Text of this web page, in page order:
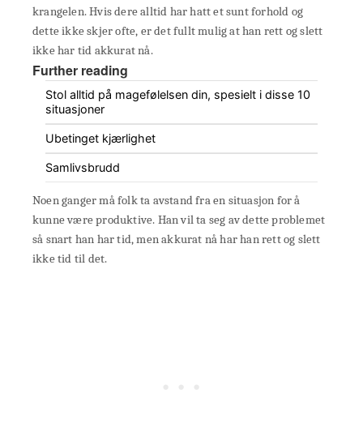
krangelen. Hvis dere alltid har hatt et sunt forhold og
dette ikke skjer ofte, er det fullt mulig at han rett og slett
ikke har tid akkurat nå.
Further reading
Stol alltid på magefølelsen din, spesielt i disse 10
situasjoner
Ubetinget kjærlighet
Samlivsbrudd
Noen ganger må folk ta avstand fra en situasjon for å
kunne være produktive. Han vil ta seg av dette problemet
så snart han har tid, men akkurat nå har han rett og slett
ikke tid til det.